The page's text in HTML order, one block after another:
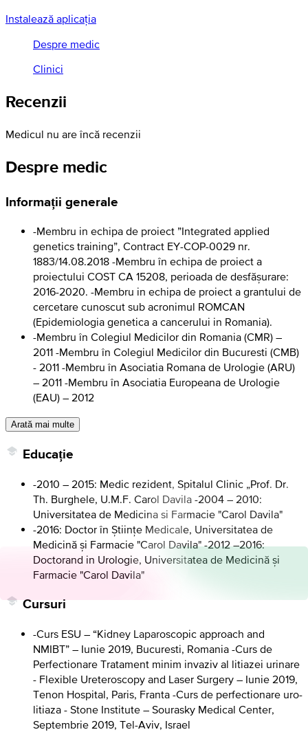
Instalează aplicația
Despre medic
Clinici
Recenzii
Medicul nu are încă recenzii
Despre medic
Informații generale
-Membru in echipa de proiect ”Integrated applied
genetics training”, Contract EY-COP-0029 nr.
1883/14.08.2018 -Membru în echipa de proiect a
proiectului COST CA 15208, perioada de desfășurare:
2016-2020. -Membru in echipa de proiect a grantului de
cercetare cunoscut sub acronimul ROMCAN
(Epidemiologia genetica a cancerului in Romania).
-Membru în Colegiul Medicilor din Romania (CMR) –
2011 -Membru în Colegiul Medicilor din Bucuresti (CMB)
- 2011 -Membru în Asociatia Romana de Urologie (ARU)
– 2011 -Membru în Asociatia Europeana de Urologie
(EAU) – 2012
Arată mai multe
Educație
-2010 – 2015: Medic rezident, Spitalul Clinic „Prof. Dr.
Th. Burghele, U.M.F. Carol Davila -2004 – 2010:
Universitatea de Medicina si Farmacie "Carol Davila"
-2016: Doctor în Științe Medicale, Universitatea de
Medicină și Farmacie "Carol Davila" -2012 –2016:
Doctorand in Urologie, Universitatea de Medicină și
Farmacie "Carol Davila"
Cursuri
-Curs ESU – “Kidney Laparoscopic approach and
NMIBT” – Iunie 2019, Bucuresti, Romania -Curs de
Perfectionare Tratament minim invaziv al litiazei urinare
- Flexible Ureteroscopy and Laser Surgery – Iunie 2019,
Tenon Hospital, Paris, Franta -Curs de perfectionare uro-
litiaza - Stone Institute – Sourasky Medical Center,
Septembrie 2019, Tel-Aviv, Israel